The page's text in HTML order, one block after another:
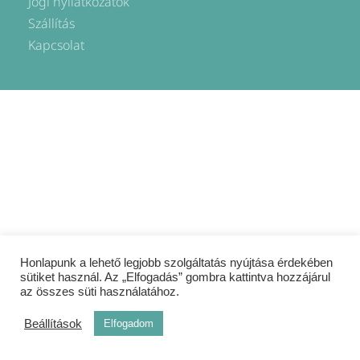
o
k
-
f
r
Szállítás
Kapcsolat
Honlapunk a lehető legjobb szolgáltatás nyújtása érdekében
sütiket használ. Az „Elfogadás” gombra kattintva hozzájárul
az összes süti használatához.
Beállítások Elfogadom